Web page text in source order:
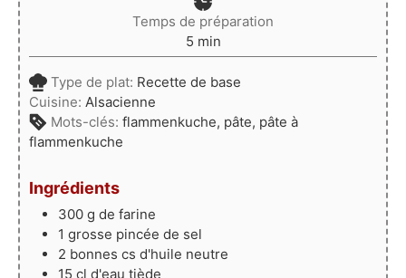
Temps de préparation
5minutes
min
Type de plat: Recette de base
Cuisine: Alsacienne
Mots-clés: flammenkuche, pâte, pâte à
flammenkuche
Ingrédients
300 g de farine
1 grosse pincée de sel
2 bonnes cs d'huile neutre
15 cl d'eau tiède